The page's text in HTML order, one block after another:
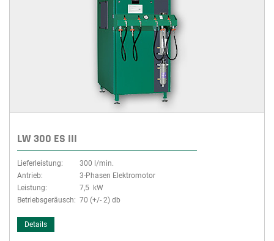
LW 300 ES III
Lieferleistung:
300 l/min.
Antrieb:
3-Phasen Elektromotor
Leistung:
7,5 kW
Betriebsgeräusch: 70 (+/- 2) db
Details